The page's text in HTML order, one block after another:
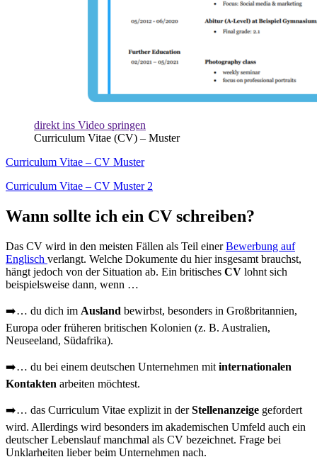
direkt ins Video springen
Curriculum Vitae (CV) – Muster
Curriculum Vitae – CV Muster
Curriculum Vitae – CV Muster 2
Wann sollte ich ein CV schreiben?
Das CV wird in den meisten Fällen als Teil einerBewerbung auf
Englisch verlangt. Welche Dokumente du hier insgesamt brauchst,
hängt jedoch von der Situation ab. Ein britisches CV lohnt sich
beispielsweise dann, wenn …
➡️… du dich im Ausland bewirbst, besonders in Großbritannien,
Europa oder früheren britischen Kolonien (z. B. Australien,
Neuseeland, Südafrika).
➡️… du bei einem deutschen Unternehmen mit internationalen
Kontakten arbeiten möchtest.
➡️… das Curriculum Vitae explizit in derStellenanzeige gefordert
wird. Allerdings wird besonders im akademischen Umfeld auch ein
deutscher Lebenslauf manchmal als CV bezeichnet. Frage bei
Unklarheiten lieber beim Unternehmen nach.